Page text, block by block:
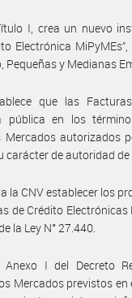
I, crea un nuevo
Electrónica
y Medianas
que las
pública en los
autorizados
carácter de autoridad
la CNV establecer los
de Crédito Electrónicas
la Ley N° 27.440.
I del Decreto
Mercados previstos